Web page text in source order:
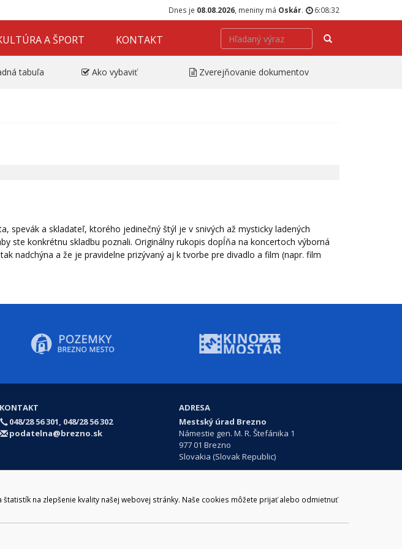
na zlepšenie kvality našej webovej stránky. Naše cookies môžete prijať alebo odmietnuť
Dnes je 08.08.2026 , meniny má Oskár. 6:08:32
A ŠPORT KONTAKT Hľadať
tabuľa Ako vybaviť Zverejňovanie dokumentov
spevák a skladateľ, ktorého jedinečný štýl je v snivých až mysticky ladených
ste konkrétnu skladbu poznali. Originálny rukopis dopĺňa na koncertoch výborná
nadchýna a že je pravidelne prizývaný aj k tvorbe pre divadlo a film (napr. film
KONTAKT
048/28 56 301, 048/28 56 302
podatelna@brezno.sk
ADRESA
Mestský úrad Brezno
Námestie gen. M. R. Štefánika 1
977 01 Brezno
Slovakia (Slovak Republic)
048/28 56 301, 048/28 56 302 Email:webmaster@brezno.sk
12/136 Žiar nad Hronom 965 01 podpora@internetova-stranka.sk
osobných údajov